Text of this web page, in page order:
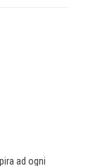
ad ogni